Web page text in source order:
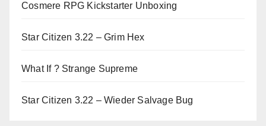
Cosmere RPG Kickstarter Unboxing
Star Citizen 3.22 – Grim Hex
What If ? Strange Supreme
Star Citizen 3.22 – Wieder Salvage Bug